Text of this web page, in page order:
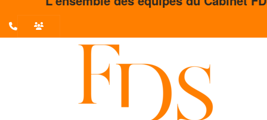
L'actualité du mois
Liste des évènements au 16/01/2023